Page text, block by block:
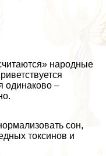
народные
одинаково –
сон,
токсинов и